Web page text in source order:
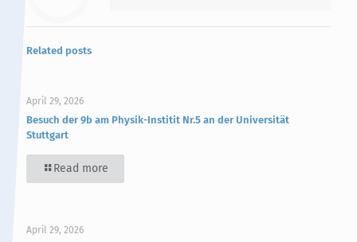
Kontakte / Sekretariat
Related posts
April 29, 2026
Besuch der 9b am Physik-Institit Nr.5 an der Universität
Stuttgart
Read more
April 29, 2026